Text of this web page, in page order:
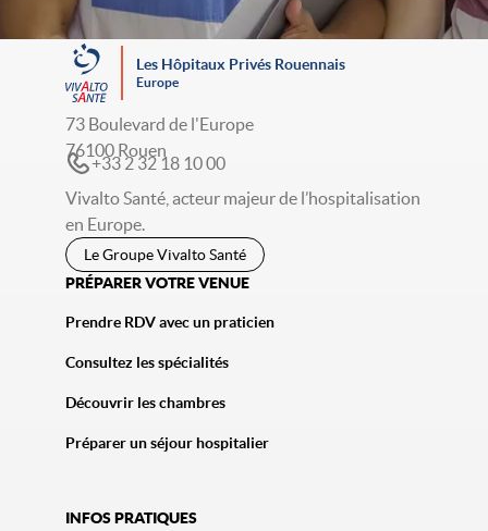
Les Hôpitaux Privés Rouennais
Europe
73 Boulevard de l'Europe
76100 Rouen
+33 2 32 18 10 00
Vivalto Santé, acteur majeur de l’hospitalisation
en Europe.
Le Groupe Vivalto Santé
PRÉPARER VOTRE VENUE
Prendre RDV avec un praticien
Consultez les spécialités
Découvrir les chambres
Préparer un séjour hospitalier
INFOS PRATIQUES